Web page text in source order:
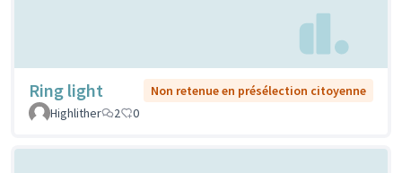
Ring light
Non retenue en présélection citoyenne
Highlither
2 0